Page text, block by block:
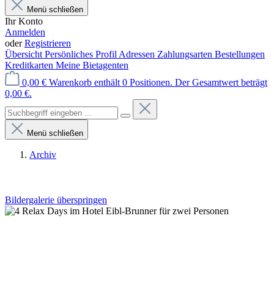
Menü schließen
Ihr Konto
Anmelden
oderRegistrieren
Übersicht Persönliches Profil Adressen Zahlungsarten Bestellungen
Kreditkarten Meine Bietagenten
0,00 € Warenkorb enthält 0 Positionen. Der Gesamtwert beträgt
0,00 €.
Menü schließen
Archiv
Bildergalerie überspringen